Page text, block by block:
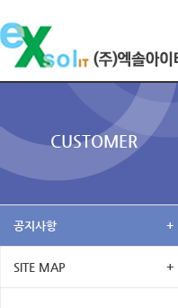
CUSTOMER
공지사항 +
SITE MAP +